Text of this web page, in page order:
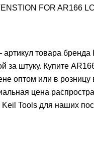
FOR AR166 LC
товара бренда
за штуку. Купите
оптом или в розницу
цена
Tools для наших